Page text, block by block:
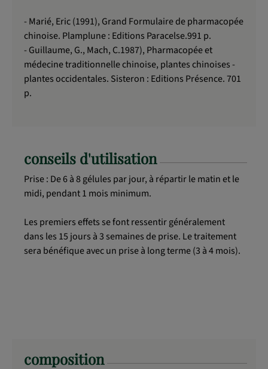
- Marié, Eric (1991), Grand Formulaire de pharmacopée
chinoise. Plamplune : Editions Paracelse.991 p.
- Guillaume, G., Mach, C.1987), Pharmacopée et
médecine traditionnelle chinoise, plantes chinoises -
plantes occidentales. Sisteron : Editions Présence. 701
p.
conseils d'utilisation
Prise : De 6 à 8 gélules par jour, à répartir le matin et le
midi, pendant 1 mois minimum.
Les premiers effets se font ressentir généralement
dans les 15 jours à 3 semaines de prise. Le traitement
sera bénéfique avec un prise à long terme (3 à 4 mois).
composition